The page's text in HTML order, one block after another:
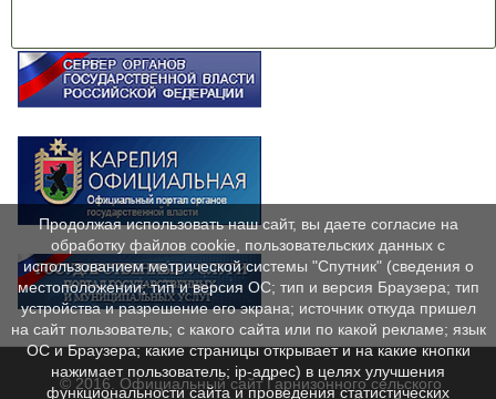
© 2016. Официальный сайт Гарнизонного сельского
Продолжая использовать наш сайт, вы даете согласие на
обработку файлов cookie, пользовательских данных с
использованием метрической системы "Спутник" (сведения о
местоположении; тип и версия ОС; тип и версия Браузера; тип
устройства и разрешение его экрана; источник откуда пришел
на сайт пользователь; с какого сайта или по какой рекламе; язык
ОС и Браузера; какие страницы открывает и на какие кнопки
нажимает пользователь; ip-адрес) в целях улучшения
функциональности сайта и проведения статистических